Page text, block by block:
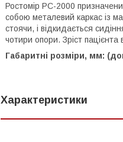
Ростомір РС-2000
собою металевий каркас із
стоячи, і відкидається
чотири опори. Зріст
Габаритні розміри, мм:
Характеристики